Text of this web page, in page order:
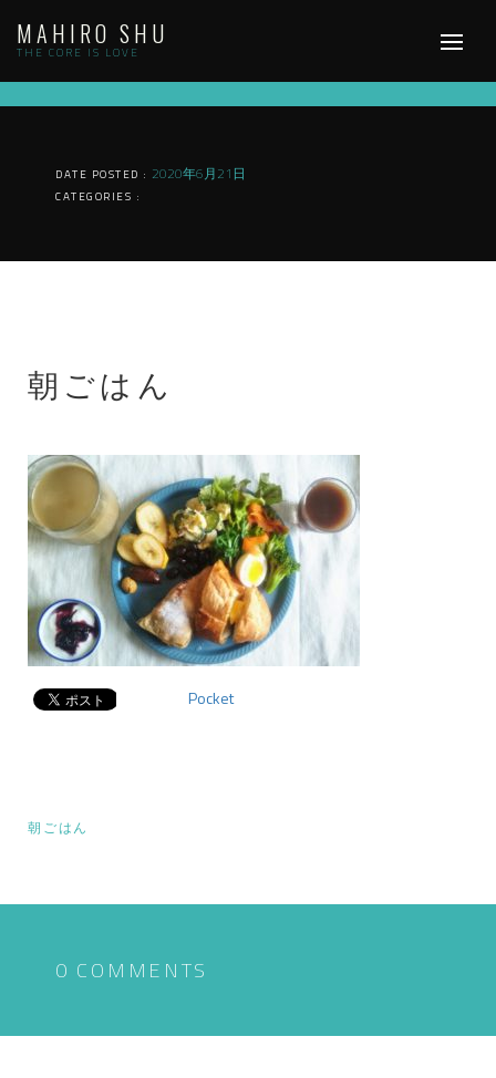
content
MAHIRO SHU
THE CORE IS LOVE
DATE POSTED : 2020年6月21日
CATEGORIES :
朝ごはん
Pocket
投
ナ
シ
朝ごはん
0 COMMENTS